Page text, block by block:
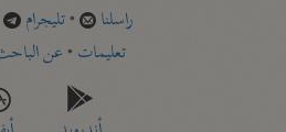
راسلنا •تليجرام
تعليمات •عن